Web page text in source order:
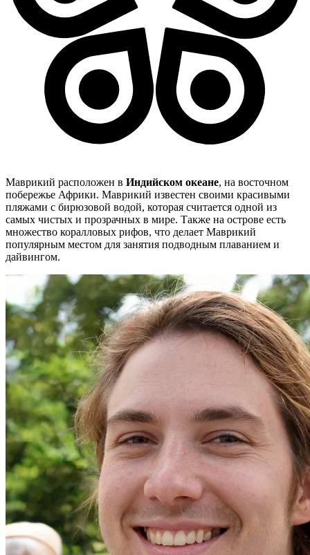
Маврикий расположен в Индийском океане, на восточном
побережье Африки. Маврикий известен своими красивыми
пляжами с бирюзовой водой, которая считается одной из
самых чистых и прозрачных в мире. Также на острове есть
множество коралловых рифов, что делает Маврикий
популярным местом для занятия подводным плаванием и
дайвингом.